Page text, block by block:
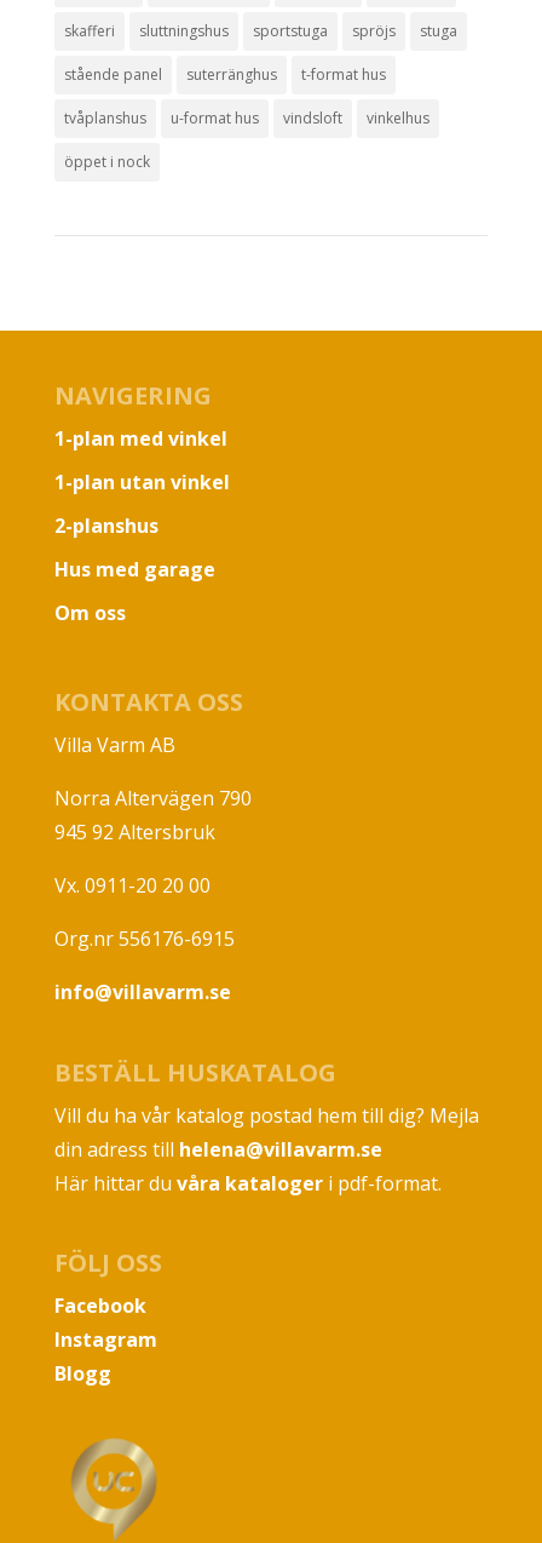
skafferi sluttningshus sportstuga spröjs stuga
stående panel suterränghus t-format hus
tvåplanshus u-format hus vindsloft vinkelhus
öppet i nock
NAVIGERING
1-plan med vinkel
1-plan utan vinkel
2-planshus
Hus med garage
Om oss
KONTAKTA OSS
Villa Varm AB
Norra Altervägen 790
945 92 Altersbruk
Vx. 0911-20 20 00
Org.nr 556176-6915
info@villavarm.se
BESTÄLL HUSKATALOG
Vill du ha vår katalog postad hem till dig? Mejla
din adress till helena@villavarm.se
Här hittar du våra katalogeri pdf-format.
FÖLJ OSS
Facebook
Instagram
Blogg